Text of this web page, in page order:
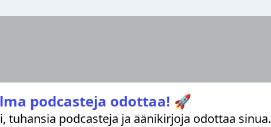
podcasteja odottaa! 🚀
tuhansia podcasteja ja äänikirjoja odottaa sinua.